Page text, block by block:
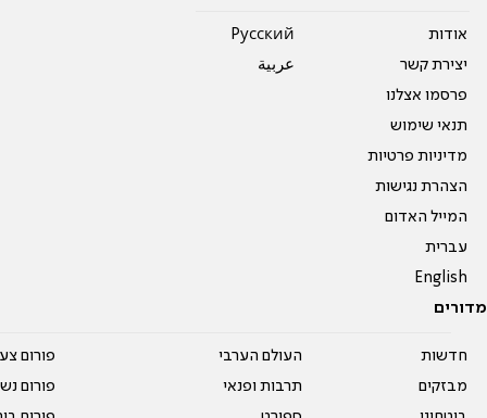
אודות
יצירת קשר
פרסמו אצלנו
תנאי שימוש
מדיניות פרטיות
הצהרת נגישות
המייל האדום
עברית
English
Pусский
عربية
מדורים
חדשות
מבזקים
העולם הערבי
תרבות ופנאי
פורום
פורום